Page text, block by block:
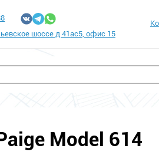
шоссе д 41ас5, офис 15
Model 614